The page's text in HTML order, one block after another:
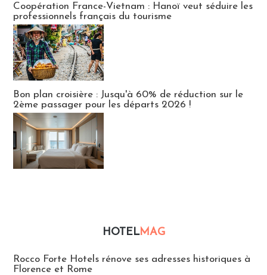
Coopération France-Vietnam : Hanoï veut séduire les
professionnels français du tourisme
Bon plan croisière : Jusqu'à 60% de réduction sur le
2ème passager pour les départs 2026 !
HOTELMAG
Rocco Forte Hotels rénove ses adresses historiques à
Florence et Rome